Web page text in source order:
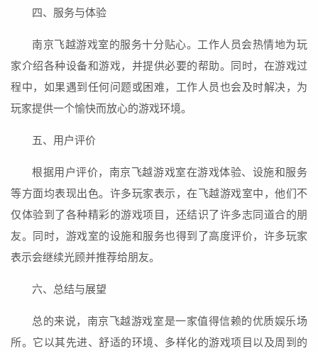
四、服务与体验
南京飞越游戏室的服务十分贴心。工作人员会热情地为玩
家介绍各种设备和游戏，并提供必要的帮助。同时，在游戏过
程中，如果遇到任何问题或困难，工作人员也会及时解决，为
玩家提供一个愉快而放心的游戏环境。
五、用户评价
根据用户评价，南京飞越游戏室在游戏体验、设施和服务
等方面均表现出色。许多玩家表示，在飞越游戏室中，他们不
仅体验到了各种精彩的游戏项目，还结识了许多志同道合的朋
友。同时，游戏室的设施和服务也得到了高度评价，许多玩家
表示会继续光顾并推荐给朋友。
六、总结与展望
总的来说，南京飞越游戏室是一家值得信赖的优质娱乐场
所。它以其先进、舒适的环境、多样化的游戏项目以及周到的